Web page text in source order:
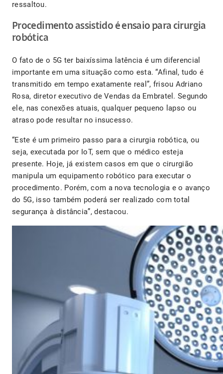
ressaltou.
Procedimento assistido é ensaio para cirurgia
robótica
O fato de o 5G ter baixíssima latência é um diferencial
importante em uma situação como esta. “Afinal, tudo é
transmitido em tempo exatamente real”, frisou Adriano
Rosa, diretor executivo de Vendas da Embratel. Segundo
ele, nas conexões atuais, qualquer pequeno lapso ou
atraso pode resultar no insucesso.
“Este é um primeiro passo para a cirurgia robótica, ou
seja, executada por IoT, sem que o médico esteja
presente. Hoje, já existem casos em que o cirurgião
manipula um equipamento robótico para executar o
procedimento. Porém, com a nova tecnologia e o avanço
do 5G, isso também poderá ser realizado com total
segurança à distância”, destacou.